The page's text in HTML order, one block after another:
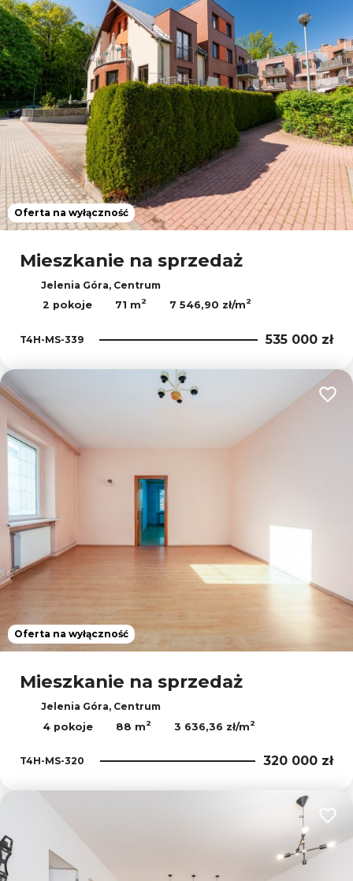
Oferta na wyłączność
Mieszkanie na sprzedaż
Jelenia Góra, Centrum
2 pokoje
71 m2 7 546,90 zł/m2
T4H-MS-339 535 000 zł
Oferta na wyłączność
Mieszkanie na sprzedaż
Jelenia Góra, Centrum
4 pokoje
88 m2 3 636,36 zł/m2
T4H-MS-320 320 000 zł